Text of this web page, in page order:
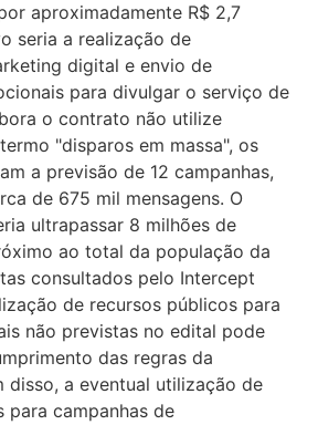
aproximadamente R$ 2,7
seria a realização de
digital e envio de
para divulgar o serviço de
o contrato não utilize
"disparos em massa", os
a previsão de 12 campanhas,
de 675 mil mensagens. O
ultrapassar 8 milhões de
ao total da população da
consultados pelo Intercept
de recursos públicos para
não previstas no edital pode
das regras da
disso, a eventual utilização de
para campanhas de